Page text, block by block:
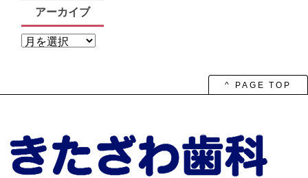
アーカイブ
ア
ー
^ PAGE TOP